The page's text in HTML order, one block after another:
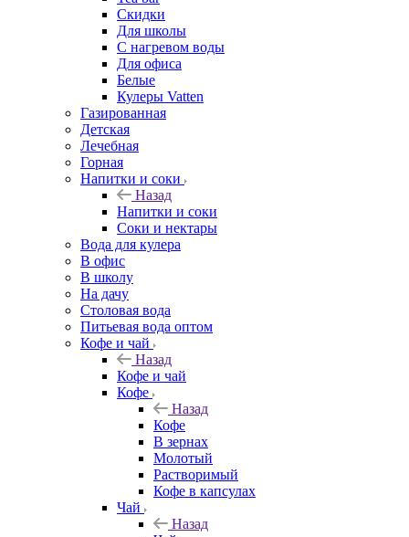
Скидки
Для школы
С нагревом воды
Для офиса
Белые
Кулеры Vatten
Газированная
Детская
Лечебная
Горная
Напитки и соки
Назад
Напитки и соки
Соки и нектары
Вода для кулера
В офис
В школу
На дачу
Столовая вода
Питьевая вода оптом
Кофе и чай
Назад
Кофе и чай
Кофе
Назад
Кофе
В зернах
Молотый
Растворимый
Кофе в капсулах
Чай
Назад